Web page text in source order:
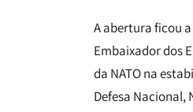
A abertura ficou
Embaixador dos
da NATO na
Defesa Nacional,